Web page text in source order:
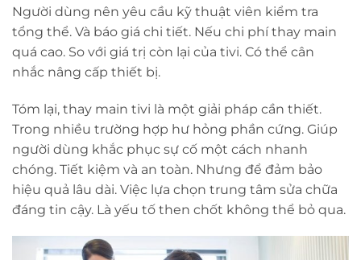
Người dùng nên yêu cầu kỹ thuật viên kiểm tra
tổng thể. Và báo giá chi tiết. Nếu chi phí thay main
quá cao. So với giá trị còn lại của tivi. Có thể cân
nhắc nâng cấp thiết bị.
Tóm lại, thay main tivi là một giải pháp cần thiết.
Trong nhiều trường hợp hư hỏng phần cứng. Giúp
người dùng khắc phục sự cố một cách nhanh
chóng. Tiết kiệm và an toàn. Nhưng để đảm bảo
hiệu quả lâu dài. Việc lựa chọn trung tâm sửa chữa
đáng tin cậy. Là yếu tố then chốt không thể bỏ qua.